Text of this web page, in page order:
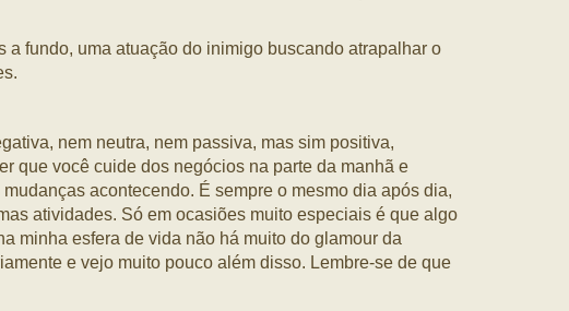
fundo, uma atuação do inimigo buscando atrapalhar o
nem neutra, nem passiva, mas sim positiva,
que você cuide dos negócios na parte da manhã e
acontecendo. É sempre o mesmo dia após dia,
atividades. Só em ocasiões muito especiais é que algo
minha esfera de vida não há muito do glamour da
e vejo muito pouco além disso. Lembre-se de que